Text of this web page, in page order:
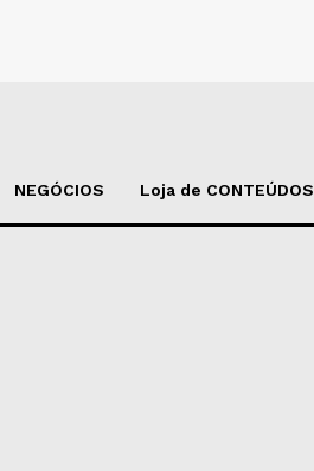
NEGÓCIOS Loja de CONTEÚDOS